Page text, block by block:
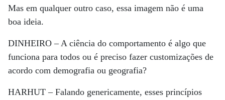
Mas em qualquer outro caso, essa imagem não é uma
boa ideia.
DINHEIRO –A ciência do comportamento é algo que
funciona para todos ou é preciso fazer customizações de
acordo com demografia ou geografia?
HARHUT –Falando genericamente, esses princípios